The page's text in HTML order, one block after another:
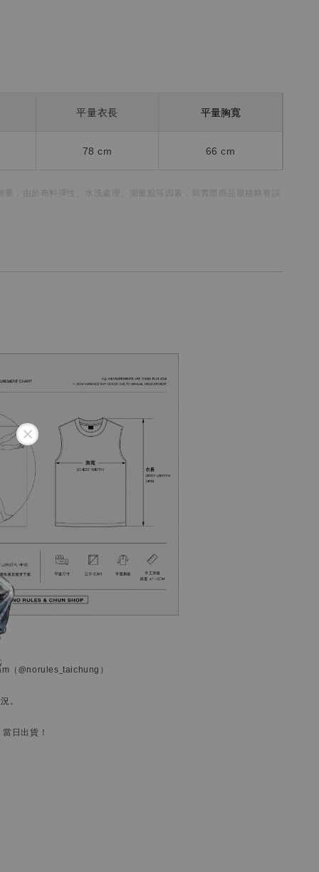
平量衣長 平量胸寬
78cm 66 cm
由於布料彈性、水洗處理、測量點等因素， 與實際商品規格略有誤
（@norules_taichung）
。
日出貨！